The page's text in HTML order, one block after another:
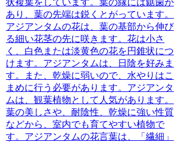
状複葉をしています。葉の縁には鋸歯が
あり、葉の先端は鋭くとがっています。
アジアンタムの花は、葉の基部から伸び
る細い花茎の先に咲きます。花は小さ
く、白色または淡黄色の花を円錐状につ
けます。アジアンタムは、日陰を好みま
す。また、乾燥に弱いので、水やりはこ
まめに行う必要があります。アジアンタ
ムは、観葉植物として人気があります。
葉の美しさや、耐陰性、乾燥に強い性質
などから、室内でも育てやすい植物で
す。 アジアンタムの花言葉は、「繊細」